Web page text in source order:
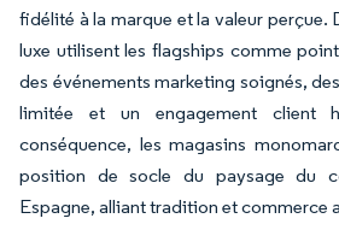
fidélité à la marque et la valeur perçue.
luxe utilisent les flagships comme
des événements marketing soignés,
limitée et un engagement client
conséquence, les magasins
position de socle du paysage du
Espagne, alliant tradition et commerce